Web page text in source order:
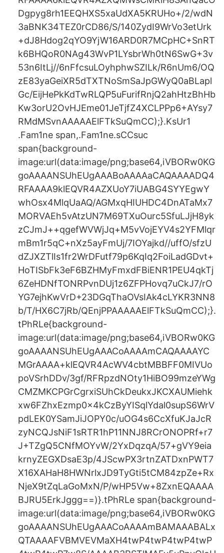
Dgpyg8rh1EEQHXS5xaUdXA5KRUHo+/2/wdN
3aBNK34TEZ0rCD86/S/140ZydI9WrVo3etUrk
+dJ8Hdog2qYO9YjW16ARD0R7MCpHC+SnRT
k6BHQoR0NAg43WvP1LYsbrWh0tN6SwG+3v
53n6ItLj//6nFfcsuLOyhphwSZILk/R6nUm6/OQ
zE83yaGeiXR5dTXTNoSmSaJpGWyQ0aBLapl
Gc/EijHePkKdTwRLQP5uFurifRnjQ2ahHtzBhHb
Kw3orU2OvHJEme01JeTjfZ4XCLPPp6+AYsy7
RMdMSvnAAAAAElFTkSuQmCC);}.KsUr1
.Fam1ne span,.Fam1ne.sCCsuc
span{background-
image:url(data:image/png;base64,iVBORw0KG
goAAAANSUhEUgAAABoAAAAaCAQAAAADQ4
RFAAAA9klEQVR4AZXUoY7iUABG4SYYEgwY
whOsx4MlqUaAQ/AGMxqHIUHDC4DnATaMx7
MORVAEh5vAtzUN7M69TXuOurc5SfuLJjH8yk
zCJmJ++qgefWVWjJq+M5vVojEYV4s2YFMlqr
mBm1r5qC+nXz5ayFmUj/7IOYajkd//uffO/sfzU
dZJXZTlIs1fr2WrDFutf79p6KqIq2FoiLadGDvt+
HoTISbFk3eF6BZHMyFmxdFBiENR1PEU4qkTj
6ZeHDNfTONRPvnDUj1z6ZFPHovq7uCkJ7/rO
YG7ejhKwVrD+23DGqThaOVsIAk4cLYKR3NN8
b/T/HX6C7jRb/QEnjPPAAAAAElFTkSuQmCC);}.
tPhRLe{background-
image:url(data:image/png;base64,iVBORw0KG
goAAAANSUhEUgAAACoAAAAmCAQAAAAYC
MGrAAAA+klEQVR4AcWV4cbtMBBFF0MIVUo
poVSrhDDv/3gf/RFRpzdNOty1HiBO99mzeYWg
CMZMKCPGrCgrxiSUhCkDeukxJKCXAUMiehk
xw6FZhxEzmp0x4kCzByYISqlYdal0supS6WrV
pdLEK0YSamJiJOPY0c/uOG4s6CcXfuKJaJcR
zyNCQJsNiF1sRTR1hP11NNJ8RCrONOPRf+r7
J+TZgQ5CNfMOYvW/2YxDqzqA/57+gVY9eia
krnyZEGXDsaE3p/4JScwPX3rtnZATDxnPWT7
X16XAHaH8HWNrlxJD9TyGti5tCM84zpZe+Rx
NjeX9tZqLaGoMxN/P/wHP5Vw+8ZxnEQAAAA
BJRU5ErkJggg==)}.tPhRLe span{background-
image:url(data:image/png;base64,iVBORw0KG
goAAAANSUhEUgAAACoAAAAmBAMAAABALx
QTAAAAFVBMVEVMaXH4twP4twP4twP4twP